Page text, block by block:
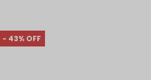
43